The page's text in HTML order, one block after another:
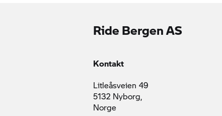
Ride Bergen AS
Kontakt
Litleåsveien 49
5132 Nyborg,
Norge